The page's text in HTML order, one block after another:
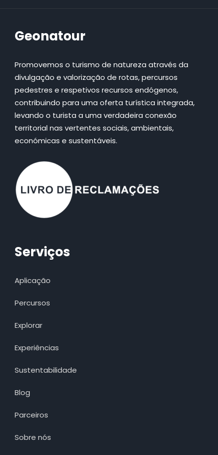
Geonatour
Promovemos o turismo de natureza através da
divulgação e valorização de rotas, percursos
pedestres e respetivos recursos endógenos,
contribuindo para uma oferta turística integrada,
levando o turista a uma verdadeira conexão
territorial nas vertentes sociais, ambientais,
económicas e sustentáveis.
Serviços
Aplicação
Percursos
Explorar
Experiências
Sustentabilidade
Blog
Parceiros
Sobre nós